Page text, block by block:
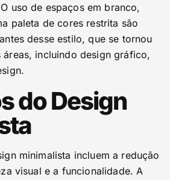
uso de espaços em branco,
paleta de cores restrita são
desse estilo, que se tornou
áreas, incluindo design gráfico,
do Design
minimalista incluem a redução
visual e a funcionalidade. A